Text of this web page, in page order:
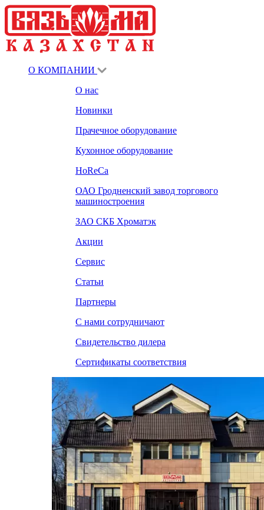
О КОМПАНИИ
О нас
Новинки
Прачечное оборудование
Кухонное оборудование
HoReCa
ОАО Гродненский завод торгового
машиностроения
ЗАО СКБ Хроматэк
Акции
Сервис
Статьи
Партнеры
С нами сотрудничают
Свидетельство дилера
Сертификаты соответствия